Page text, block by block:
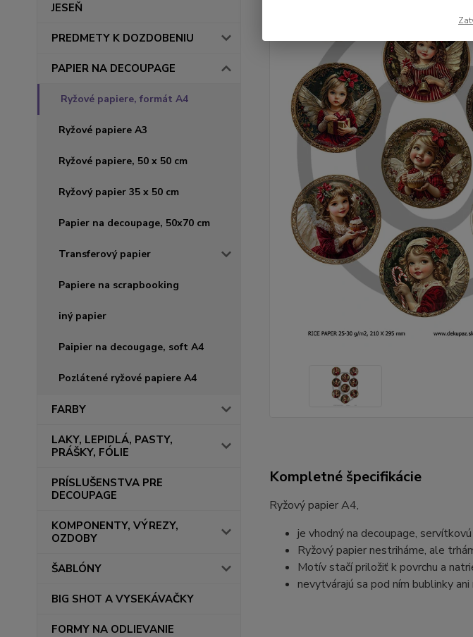
JESEŇ
PREDMETY K DOZDOBENIU
PAPIER NA DECOUPAGE
Ryžové papiere, formát A4
Ryžové papiere A3
Ryžové papiere, 50 x 50 cm
Ryžový papier 35 x 50 cm
Papier na decoupage, 50x70 cm
Transferový papier
Papiere na scrapbooking
iný papier
Paipier na decougage, soft A4
Pozlátené ryžové papiere A4
FARBY
LAKY, LEPIDLÁ, PASTY,
PRÁŠKY, FÓLIE
PRÍSLUŠENSTVA PRE
DECOUPAGE
KOMPONENTY, VÝREZY,
OZDOBY
ŠABLÓNY
BIG SHOT A VYSEKÁVAČKY
FORMY NA ODLIEVANIE
Kompletné špecifikácie
Ryžový papier A4,
je vhodný na decoupage,
Ryžový papier nestriháme, ale
Motív stačí priložiť k povrchu a
nevytvárajú sa pod ním bublinky